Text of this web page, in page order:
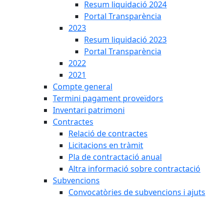
Resum liquidació 2024
Portal Transparència
2023
Resum liquidació 2023
Portal Transparència
2022
2021
Compte general
Termini pagament proveïdors
Inventari patrimoni
Contractes
Relació de contractes
Licitacions en tràmit
Pla de contractació anual
Altra informació sobre contractació
Subvencions
Convocatòries de subvencions i ajuts